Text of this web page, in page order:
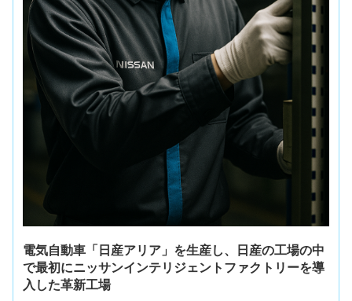
電気自動車「日産アリア」を生産し、日産の工場の中
で最初にニッサンインテリジェントファクトリーを導
入した革新工場